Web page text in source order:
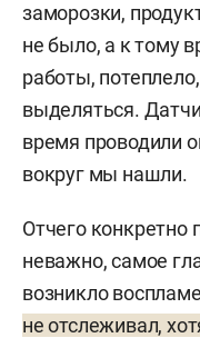
заморозки,
не было, а к тому
работы,
выделяться.
время проводили
вокруг мы нашли.
Отчего конкретно
неважно, самое
возникло
не отслеживал,